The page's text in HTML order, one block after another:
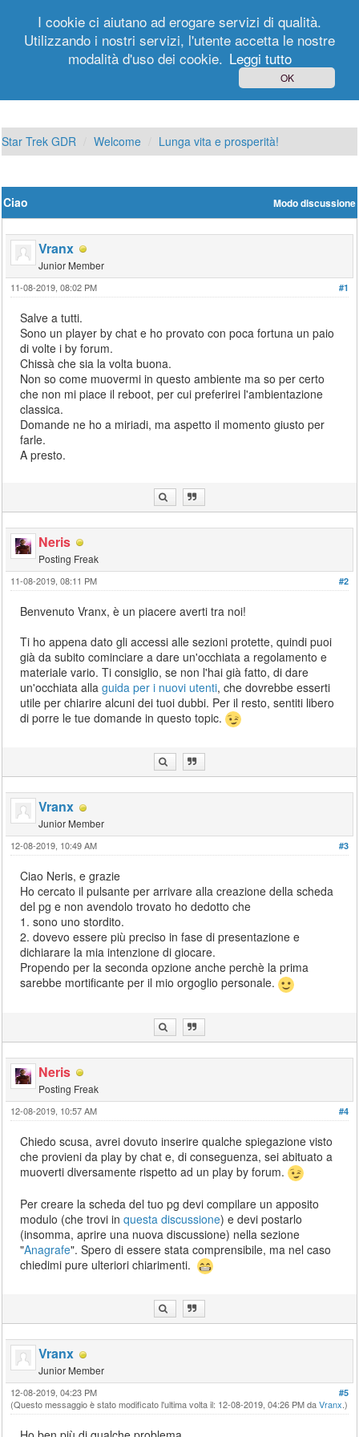
Registrati
Star Trek GDR Welcome Lunga vita e prosperità!
Modo discussione
Ciao
Vranx
Junior Member
#1
11-08-2019, 08:02 PM
Salve a tutti.
Sono un player by chat e ho provato con poca fortuna un paio
di volte i by forum.
Chissà che sia la volta buona.
Non so come muovermi in questo ambiente ma so per certo
che non mi piace il reboot, per cui preferirei l'ambientazione
classica.
Domande ne ho a miriadi, ma aspetto il momento giusto per
farle.
A presto.
Neris
Posting Freak
#2
11-08-2019, 08:11 PM
Benvenuto Vranx, è un piacere averti tra noi!
Ti ho appena dato gli accessi alle sezioni protette, quindi puoi
già da subito cominciare a dare un'occhiata a regolamento e
materiale vario. Ti consiglio, se non l'hai già fatto, di dare
un'occhiata allaguida per i nuovi utenti, che dovrebbe esserti
utile per chiarire alcuni dei tuoi dubbi. Per il resto, sentiti libero
di porre le tue domande in questo topic.
Vranx
Junior Member
#3
12-08-2019, 10:49 AM
Ciao Neris, e grazie
Ho cercato il pulsante per arrivare alla creazione della scheda
del pg e non avendolo trovato ho dedotto che
1. sono uno stordito.
2. dovevo essere più preciso in fase di presentazione e
dichiarare la mia intenzione di giocare.
Propendo per la seconda opzione anche perchè la prima
sarebbe mortificante per il mio orgoglio personale.
Neris
Posting Freak
#4
12-08-2019, 10:57 AM
Chiedo scusa, avrei dovuto inserire qualche spiegazione visto
che provieni da play by chat e, di conseguenza, sei abituato a
muoverti diversamente rispetto ad un play by forum.
Per creare la scheda del tuo pg devi compilare un apposito
modulo (che trovi inquesta discussione) e devi postarlo
(insomma, aprire una nuova discussione) nella sezione
"Anagrafe". Spero di essere stata comprensibile, ma nel caso
chiedimi pure ulteriori chiarimenti.
Vranx
Junior Member
#5
12-08-2019, 04:23 PM
(Questo messaggio è stato modificato l'ultima volta il: 12-08-2019, 04:26 PM daVranx.)
I cookie ci aiutano ad erogare servizi di qualità.
Utilizzando i nostri servizi, l'utente accetta le nostre
modalità d'uso dei cookie. Leggi tutto
OK